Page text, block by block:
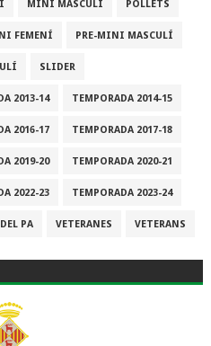
MINI MASCULÍ POLLETS
FEMENÍ PRE-MINI MASCULÍ
SLIDER
2013-14 TEMPORADA 2014-15
2016-17 TEMPORADA 2017-18
2019-20 TEMPORADA 2020-21
2022-23 TEMPORADA 2023-24
PA VETERANES VETERANS